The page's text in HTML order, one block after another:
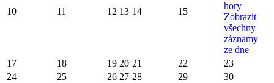
10 11 12 13 14 15
hory
Zobrazit
všechny
záznamy
ze dne
17
18 19 20 21 22
23
24
25 26 27 28 29
30